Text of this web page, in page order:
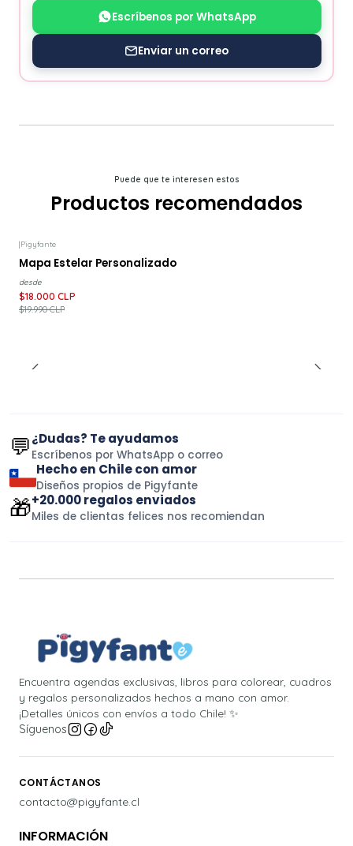
Escríbenos por WhatsApp
Enviar un correo
Puede que te interesen estos
Productos recomendados
-10%DESCUENTO
|Pigyfante
Mapa Estelar Personalizado
desde
$18.000 CLP
$19.990 CLP
💬¿Dudas? Te ayudamos
Escríbenos por WhatsApp o correo
Hecho en Chile con amor
Diseños propios de Pigyfante
🎁+20.000 regalos enviados
Miles de clientas felices nos recomiendan
Encuentra agendas exclusivas, libros para colorear, cuadros
y regalos personalizados hechos a mano con amor.
¡Detalles únicos con envíos a todo Chile! ✨
Síguenos
CONTÁCTANOS
contacto@pigyfante.cl
INFORMACIÓN